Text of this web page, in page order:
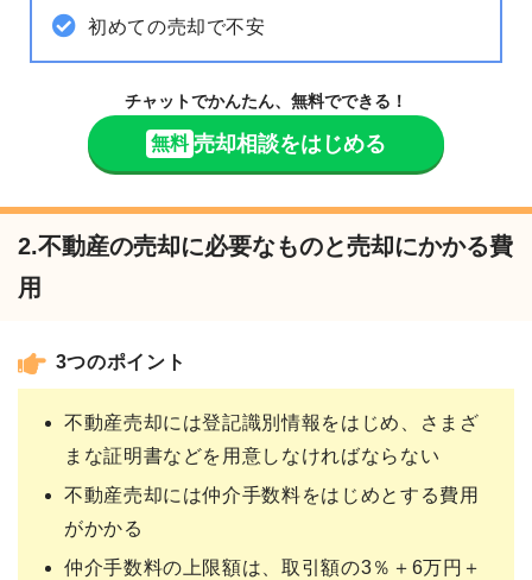
初めての売却で不安
チャットでかんたん、無料でできる！
無料 売却相談をはじめる
2.不動産の売却に必要なものと売却にかかる費
用
3つのポイント
不動産売却には登記識別情報をはじめ、さまざ
まな証明書などを用意しなければならない
不動産売却には仲介手数料をはじめとする費用
がかかる
仲介手数料の上限額は、取引額の3％＋6万円＋